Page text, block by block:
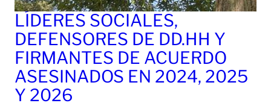
LÍDERES SOCIALES,
DEFENSORES DE DD.HH Y
FIRMANTES DE ACUERDO
ASESINADOS EN 2024, 2025
Y 2026